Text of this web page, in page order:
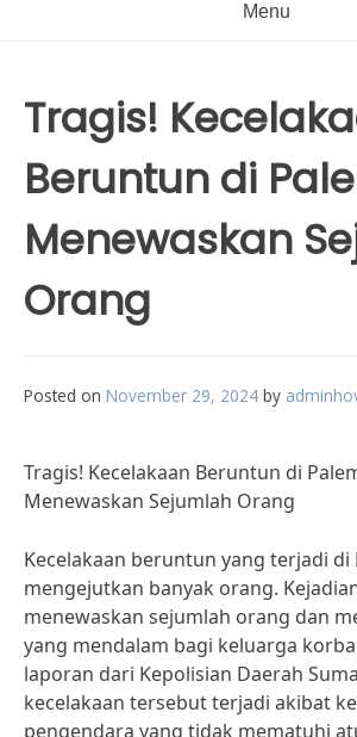
Menu
Tragis!
Beruntun di
Menewaskan
Orang
Posted on November 29, 2024 by
Tragis! Kecelakaan Beruntun di
Menewaskan Sejumlah Orang
Kecelakaan beruntun yang terjadi di
mengejutkan banyak orang.
menewaskan sejumlah orang dan
yang mendalam bagi keluarga
laporan dari Kepolisian Daerah
kecelakaan tersebut terjadi akibat
pengendara yang tidak mematuhi